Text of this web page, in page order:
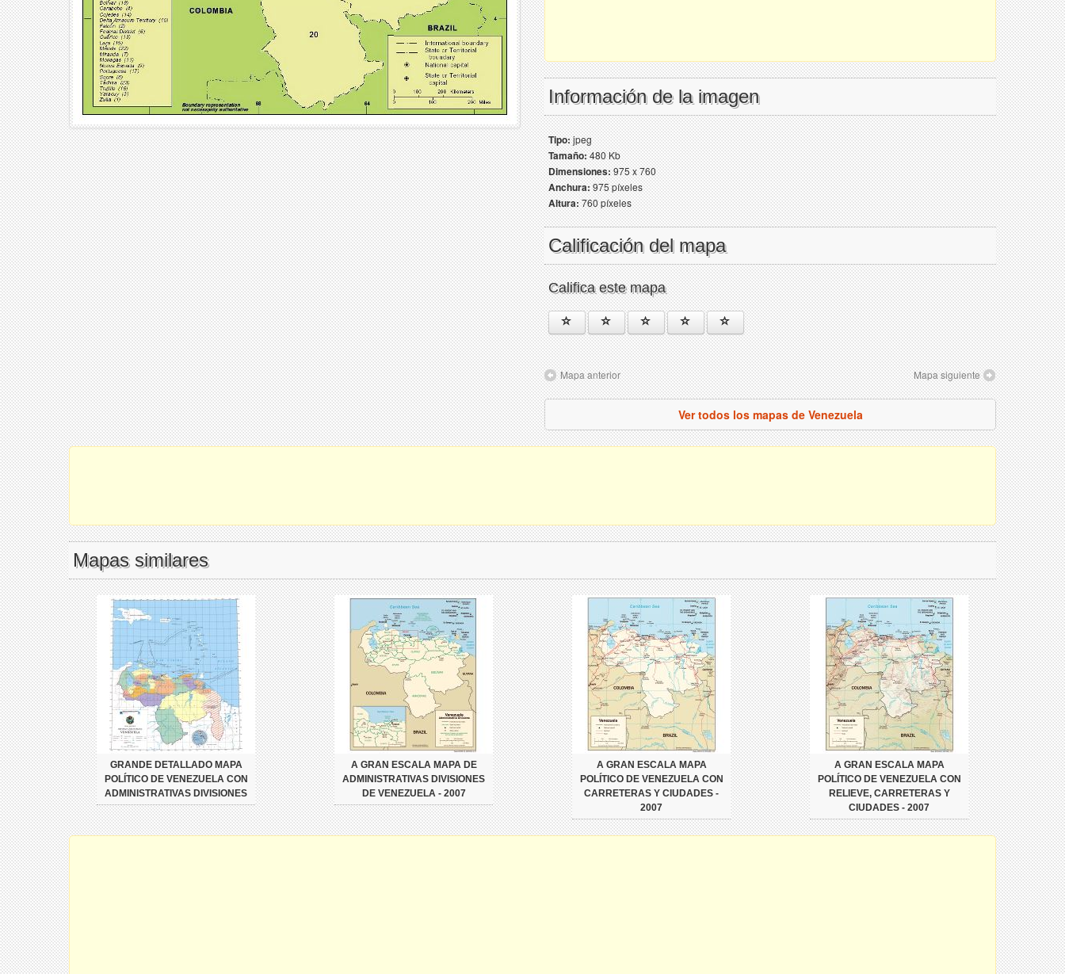
Información de la imagen
Tipo:jpeg
Tamaño:480 Kb
Dimensiones:975 x 760
Anchura:975 píxeles
Altura:760 píxeles
Calificación del mapa
Califica este mapa
Mapa anterior Mapa siguiente
Ver todos los mapas de Venezuela
Mapas similares
GRANDE DETALLADO MAPA
POLÍTICO DE VENEZUELA CON
ADMINISTRATIVAS DIVISIONES
A GRAN ESCALA MAPA DE
ADMINISTRATIVAS DIVISIONES
DE VENEZUELA - 2007
A GRAN ESCALA MAPA
POLÍTICO DE VENEZUELA CON
CARRETERAS Y CIUDADES -
2007
A GRAN ESCALA MAPA
POLÍTICO DE VENEZUELA CON
RELIEVE, CARRETERAS Y
CIUDADES - 2007